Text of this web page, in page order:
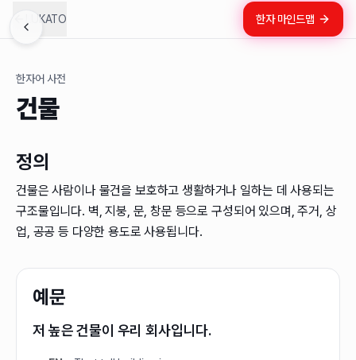
LUKATO 한자 마인드맵
한자어 사전
건물
정의
건물은 사람이나 물건을 보호하고 생활하거나 일하는 데 사용되는
구조물입니다. 벽, 지붕, 문, 창문 등으로 구성되어 있으며, 주거, 상
업, 공공 등 다양한 용도로 사용됩니다.
예문
저 높은 건물이 우리 회사입니다.